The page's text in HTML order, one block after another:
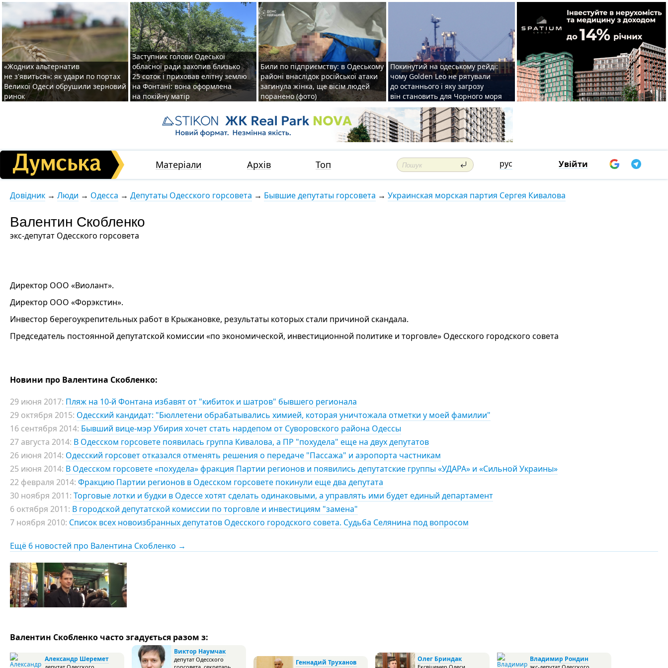
«Жодних альтернатив
не з'явиться»: як удари по портах
Великої Одеси обрушили зерновий
ринок
Заступник голови Одеської
обласної ради захопив близько
25 соток і приховав елітну землю
на Фонтані: вона оформлена
на покійну матір
Били по підприємству: в Одеському
районі внаслідок російської атаки
загинула жінка, ще вісім людей
поранено (фото)
Покинутий на одеському рейді:
чому Golden Leo не рятували
до останнього і яку загрозу
він становить для Чорного моря
Матеріали Архів Топ рус Увійти
Довідник → Люди → Одесса → Депутаты Одесского горсовета → Бывшие депутаты горсовета → Украинская морская партия Сергея Кивалова
Валентин Скобленко
экс-депутат Одесского горсовета
Директор ООО «Виолант».
Директор ООО «Форэкстин».
Инвестор берегоукрепительных работ в Крыжановке, результаты которых стали причиной скандала.
Председатель постоянной депутатской комиссии «по экономической, инвестиционной политике и торговле» Одесского городского совета
Новини про Валентина Скобленко:
29 июня 2017: Пляж на 10-й Фонтана избавят от "кибиток и шатров" бывшего регионала
29 октября 2015: Одесский кандидат: "Бюллетени обрабатывались химией, которая уничтожала отметки у моей фамилии"
16 сентября 2014: Бывший вице-мэр Убирия хочет стать нардепом от Суворовского района Одессы
27 августа 2014: В Одесском горсовете появилась группа Кивалова, а ПР "похудела" еще на двух депутатов
26 июня 2014: Одесский горсовет отказался отменять решения о передаче "Пассажа" и аэропорта частникам
25 июня 2014: В Одесском горсовете «похудела» фракция Партии регионов и появились депутатские группы «УДАРА» и «Сильной Украины»
22 февраля 2014: Фракцию Партии регионов в Одесском горсовете покинули еще два депутата
30 ноября 2011: Торговые лотки и будки в Одессе хотят сделать одинаковыми, а управлять ими будет единый департамент
6 октября 2011: В городской депутатской комиссии по торговле и инвестициям "замена"
7 ноября 2010: Список всех новоизбранных депутатов Одесского городского совета. Судьба Селянина под вопросом
Ещё 6 новостей про Валентина Скобленко →
Валентин Скобленко часто згадується разом з:
Александр Шеремет
Виктор Наумчак
депутат Одесского
Геннадий Труханов Олег Бриндак Владимир Рондин